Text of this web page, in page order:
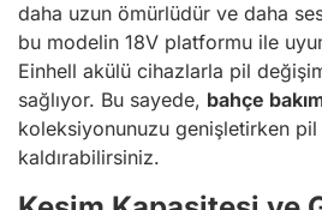
daha uzun ömürlüdür ve daha
bu modelin 18V platformu ile
Einhell akülü cihazlarla pil
sağlıyor. Bu sayede, bahçe
koleksiyonunuzu genişletirken
kaldırabilirsiniz.